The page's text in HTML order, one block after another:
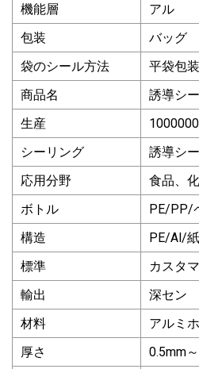
機能層
アル
包装
バッグ
袋のシール方法
平袋包装
商品名
誘導シ
生産
シーリング
誘導シ
応用分野
食品、
ボトル
PE/PP/
構造
PE/Al/紙
標準
カスタ
輸出
深セン
材料
アルミ
厚さ
0.5mm